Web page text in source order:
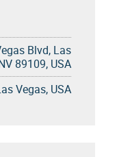
Blvd, Las
89109, USA
Vegas, USA